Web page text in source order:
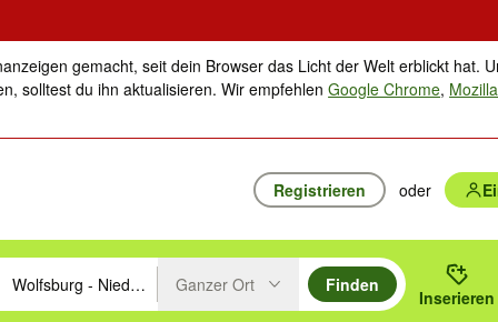
gemacht, seit dein Browser das Licht der Welt erblickt hat.
solltest du ihn aktualisieren. Wir empfehlenGoogle Chrome,
Registrieren oder
mit den Pfeiltasten nach oben/unten durchsuchen und mit
oder Ort eingeben. Eingabetaste drücken um zu suchen, oder
Ganzer Ort
Finden
Inserieren